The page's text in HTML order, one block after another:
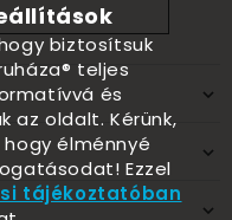
biztosítsuk
teljes
és
az oldalt. Kérünk,
élménnyé
Ezzel
tájékoztatóban